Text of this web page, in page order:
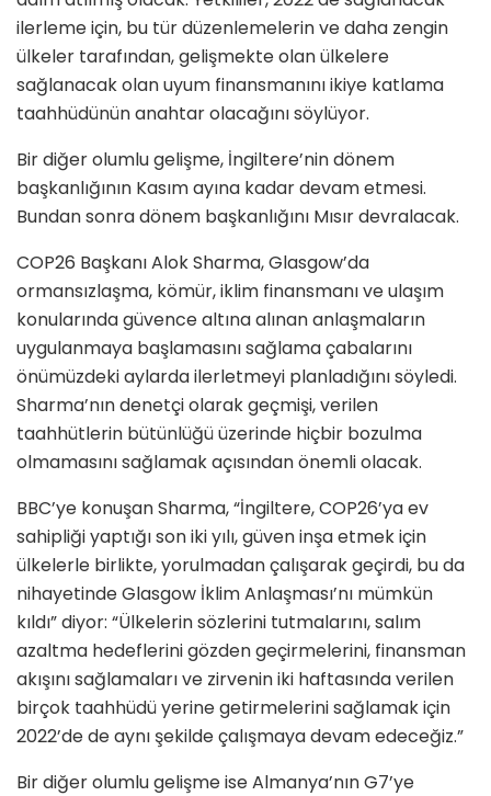
ilerleme için, bu tür düzenlemelerin ve daha zengin
ülkeler tarafından, gelişmekte olan ülkelere
sağlanacak olan uyum finansmanını ikiye katlama
taahhüdünün anahtar olacağını söylüyor.
Bir diğer olumlu gelişme, İngiltere’nin dönem
başkanlığının Kasım ayına kadar devam etmesi.
Bundan sonra dönem başkanlığını Mısır devralacak.
COP26 Başkanı Alok Sharma, Glasgow’da
ormansızlaşma, kömür, iklim finansmanı ve ulaşım
konularında güvence altına alınan anlaşmaların
uygulanmaya başlamasını sağlama çabalarını
önümüzdeki aylarda ilerletmeyi planladığını söyledi.
Sharma’nın denetçi olarak geçmişi, verilen
taahhütlerin bütünlüğü üzerinde hiçbir bozulma
olmamasını sağlamak açısından önemli olacak.
BBC’ye konuşan Sharma, “İngiltere, COP26’ya ev
sahipliği yaptığı son iki yılı, güven inşa etmek için
ülkelerle birlikte, yorulmadan çalışarak geçirdi, bu da
nihayetinde Glasgow İklim Anlaşması’nı mümkün
kıldı” diyor: “Ülkelerin sözlerini tutmalarını, salım
azaltma hedeflerini gözden geçirmelerini, finansman
akışını sağlamaları ve zirvenin iki haftasında verilen
birçok taahhüdü yerine getirmelerini sağlamak için
2022’de de aynı şekilde çalışmaya devam edeceğiz.”
Bir diğer olumlu gelişme ise Almanya’nın G7’ye